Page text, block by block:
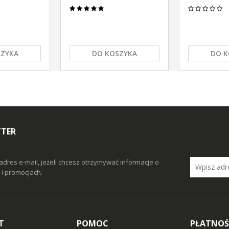
DO KOSZYKA DO
e-mail, jeżeli chcesz otrzymywać informacje o
promocjach.
POMOC